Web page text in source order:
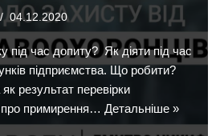
04.12.2020
під час допиту? Як діяти під час
підприємства. Що робити?
результат перевірки
про примирення… Детальніше »